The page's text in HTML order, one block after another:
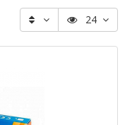
24